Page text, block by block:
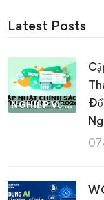
Latest Posts
NGHIỆP VỤ KẾ TOÁN & THUẾ